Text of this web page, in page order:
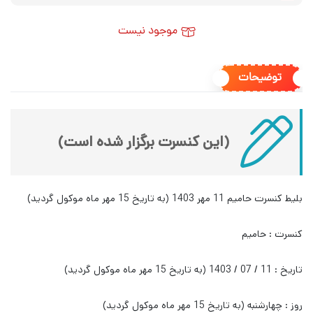
موجود نیست
توضیحات
(این کنسرت برگزار شده است)
بلیط کنسرت حامیم 11 مهر 1403 (به تاریخ 15 مهر ماه موکول گردید)
کنسرت : حامیم
تاریخ : 11 / 07 / 1403 (به تاریخ 15 مهر ماه موکول گردید)
روز : چهارشنبه (به تاریخ 15 مهر ماه موکول گردید)